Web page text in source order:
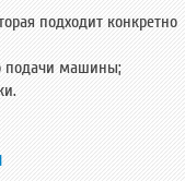
подходит конкретно
подачи машины;